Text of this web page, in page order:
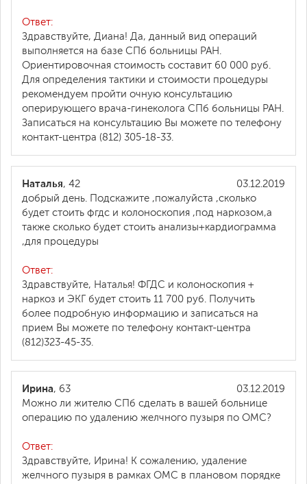
Ответ:
Здравствуйте, Диана! Да, данный вид операций
выполняется на базе СПб больницы РАН.
Ориентировочная стоимость составит 60 000 руб.
Для определения тактики и стоимости процедуры
рекомендуем пройти очную консультацию
оперирующего врача-гинеколога СПб больницы РАН.
Записаться на консультацию Вы можете по телефону
контакт-центра (812) 305-18-33.
03.12.2019
Наталья, 42
добрый день. Подскажите ,пожалуйста ,сколько
будет стоить фгдс и колоноскопия ,под наркозом,а
также сколько будет стоить анализы+кардиограмма
,для процедуры
Ответ:
Здравствуйте, Наталья! ФГДС и колоноскопия +
наркоз и ЭКГ будет стоить 11 700 руб. Получить
более подробную информацию и записаться на
прием Вы можете по телефону контакт-центра
(812)323-45-35.
03.12.2019
Ирина, 63
Можно ли жителю СПб сделать в вашей больнице
операцию по удалению желчного пузыря по ОМС?
Ответ:
Здравствуйте, Ирина! К сожалению, удаление
желчного пузыря в рамках ОМС в плановом порядке